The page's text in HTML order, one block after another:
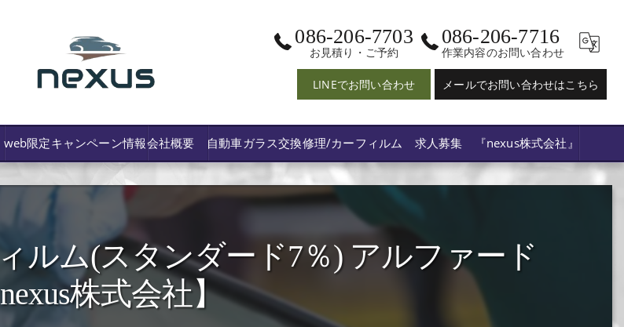
086-206-7703
お見積り・ご予約
086-206-7716
作業内容のお問い合わせ
LINEでお問い合わせ メールでお問い合わせはこちら
可否など解説
web限定キャンペーン情報会社概要 自動車ガラス交換修理/カーフィルム 求人募集 『nexus株式会社』
ルム(スタンダード7％) アルファード
nexus株式会社】